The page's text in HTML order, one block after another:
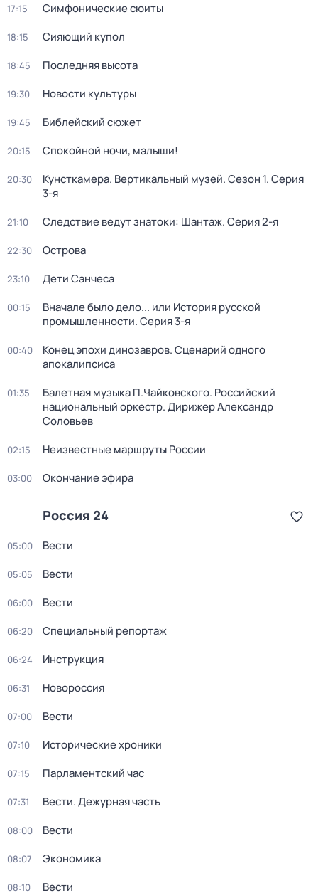
17:15 Симфонические сюиты
18:15 Сияющий купол
18:45 Последняя высота
19:30 Новости культуры
19:45 Библейский сюжет
20:15 Спокойной ночи, малыши!
20:30 Кунсткамера. Вертикальный музей. Сезон 1. Серия
3-я
21:10 Следствие ведут знатоки: Шантаж. Серия 2-я
22:30 Острова
23:10 Дети Санчеса
00:15
Вначале было дело... или История русской
промышленности. Серия 3-я
00:40
Конец эпохи динозавров. Сценарий одного
апокалипсиса
01:35
Балетная музыка П.Чайковского. Российский
национальный оркестр. Дирижер Александр
Соловьев
02:15 Неизвестные маршруты России
03:00 Окончание эфира
Россия 24
05:00 Вести
05:05 Вести
06:00 Вести
06:20 Специальный репортаж
06:24 Инструкция
06:31 Новороссия
07:00 Вести
07:10 Исторические хроники
07:15 Парламентский час
07:31 Вести. Дежурная часть
08:00 Вести
08:07 Экономика
08:10 Вести